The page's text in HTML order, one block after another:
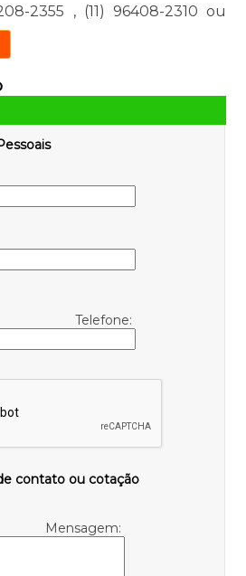
2355 , (11) 96408-2310 ou
Telefone:
contato ou cotação
Mensagem: